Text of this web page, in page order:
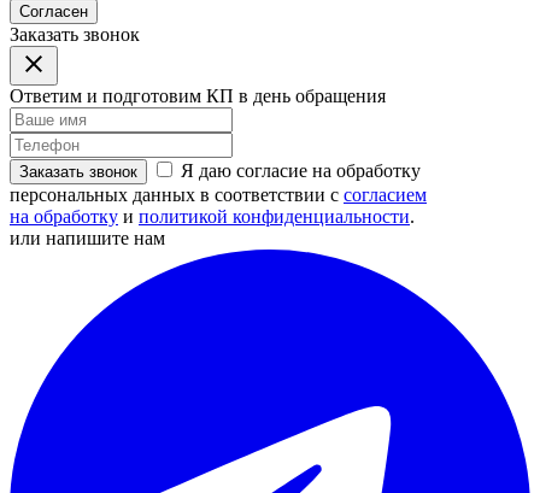
Согласен
Заказать звонок
Ответим и подготовим КП в день обращения
Заказать звонок
Я даю согласие на обработку
персональных данных в соответствии с согласием
на обработку и политикой конфиденциальности.
или напишите нам